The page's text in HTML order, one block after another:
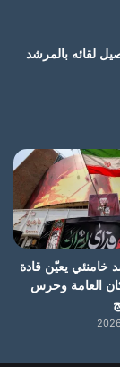
لقائه بالمرشد
خامنئي يعيّن قادة
العامة وحرس